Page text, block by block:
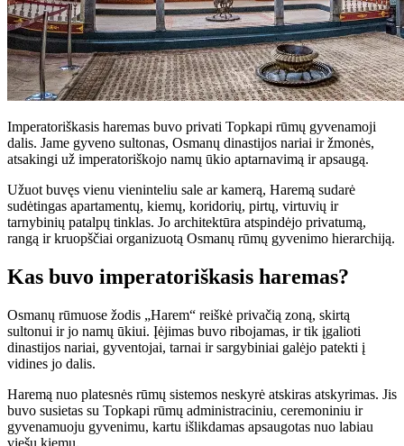
Imperatoriškasis haremas buvo privati Topkapi rūmų gyvenamoji
dalis. Jame gyveno sultonas, Osmanų dinastijos nariai ir žmonės,
atsakingi už imperatoriškojo namų ūkio aptarnavimą ir apsaugą.
Užuot buvęs vienu vieninteliu sale ar kamerą, Haremą sudarė
sudėtingas apartamentų, kiemų, koridorių, pirtų, virtuvių ir
tarnybinių patalpų tinklas. Jo architektūra atspindėjo privatumą,
rangą ir kruopščiai organizuotą Osmanų rūmų gyvenimo hierarchiją.
Kas buvo imperatoriškasis haremas?
Osmanų rūmuose žodis „Harem“ reiškė privačią zoną, skirtą
sultonui ir jo namų ūkiui. Įėjimas buvo ribojamas, ir tik įgalioti
dinastijos nariai, gyventojai, tarnai ir sargybiniai galėjo patekti į
vidines jo dalis.
Haremą nuo platesnės rūmų sistemos neskyrė atskiras atskyrimas. Jis
buvo susietas su Topkapi rūmų administraciniu, ceremoniniu ir
gyvenamuoju gyvenimu, kartu išlikdamas apsaugotas nuo labiau
viešų kiemų.